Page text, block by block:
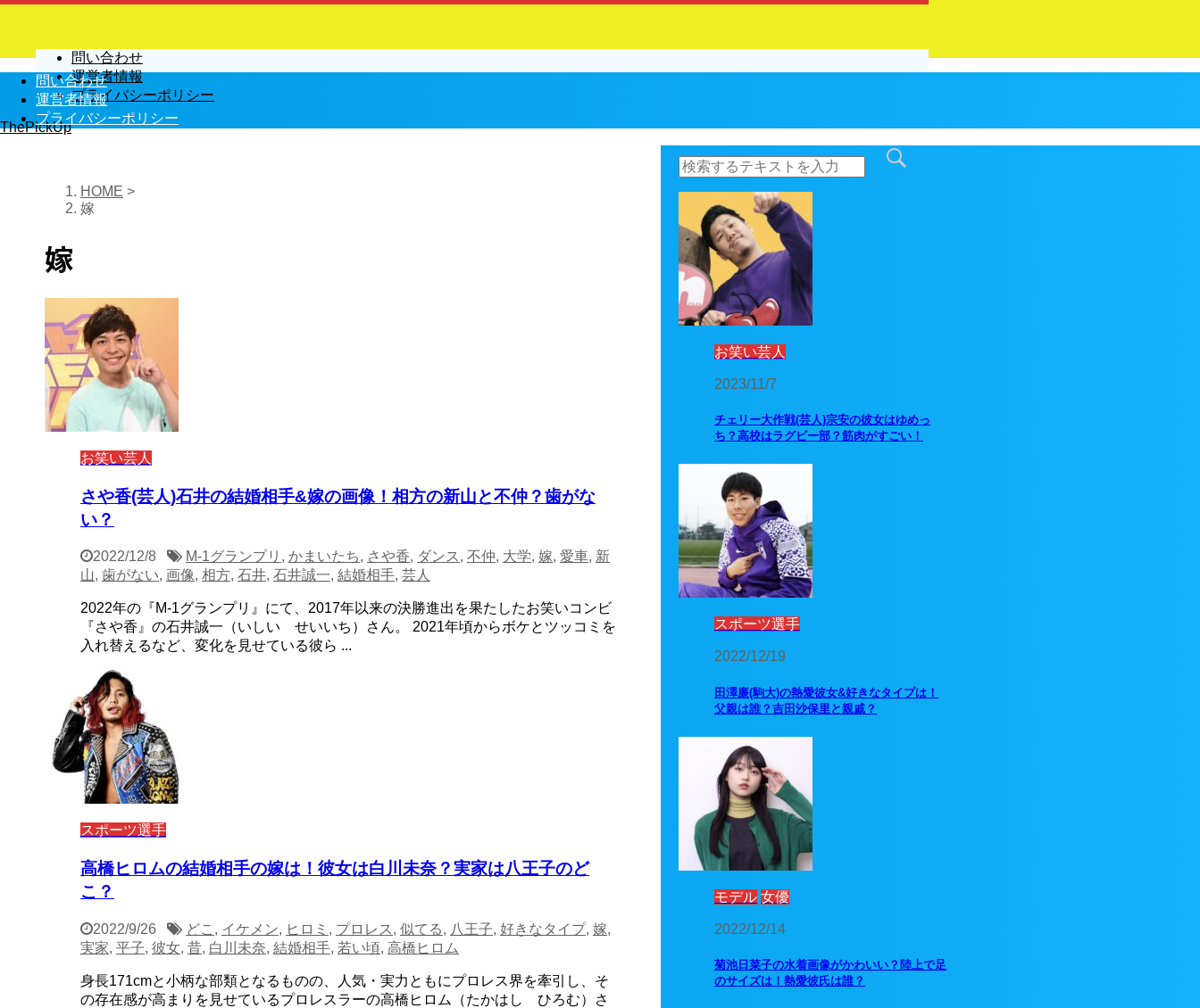
問い合わせ
運営者情報
プライバシーポリシー
ThePickUp
問い合わせ
運営者情報
プライバシーポリシー
HOME >
嫁
嫁
お笑い芸人
さや香(芸人)石井の結婚相手&嫁の画像！相方の新山と不仲？歯がな
い？
2022/12/8 M-1グランプリ , かまいたち, さや香, ダンス , 不仲, 大学, 嫁, 愛車, 新
山, 歯がない, 画像, 相方, 石井, 石井誠一, 結婚相手, 芸人
2022年の『M-1グランプリ』にて、2017年以来の決勝進出を果たしたお笑いコンビ
『さや香』の石井誠一（いしい せいいち）さん。 2021年頃からボケとツッコミを
入れ替えるなど、変化を見せている彼ら ...
スポーツ選手
高橋ヒロムの結婚相手の嫁は！彼女は白川未奈？実家は八王子のど
こ？
2022/9/26 どこ , イケメン, ヒロミ , プロレス , 似てる, 八王子, 好きなタイプ, 嫁,
実家, 平子, 彼女, 昔, 白川未奈, 結婚相手, 若い頃, 高橋ヒロム
身長171cmと小柄な部類となるものの、人気・実力ともにプロレス界を牽引し、そ
の存在感が高まりを見せているプロレスラーの高橋ヒロム（たかはし ひろむ）さ
お笑い芸人
2023/11/7
チェリー大作戦(芸人)宗安の彼女はゆめっ
ち？高校はラグビー部？筋肉がすごい！
スポーツ選手
2022/12/19
田澤廉(駒大)の熱愛彼女&好きなタイプは！
父親は誰？吉田沙保里と親戚？
モデル 女優
2022/12/14
菊池日菜子の水着画像がかわいい？陸上で足
のサイズは！熱愛彼氏は誰？